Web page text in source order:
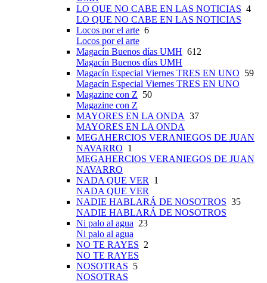
LO QUE NO CABE EN LAS NOTICIAS 4
LO QUE NO CABE EN LAS NOTICIAS
Locos por el arte 6
Locos por el arte
Magacín Buenos días UMH 612
Magacín Buenos días UMH
Magacín Especial Viernes TRES EN UNO 59
Magacín Especial Viernes TRES EN UNO
Magazine con Z 50
Magazine con Z
MAYORES EN LA ONDA 37
MAYORES EN LA ONDA
MEGAHERCIOS VERANIEGOS DE JUAN
NAVARRO 1
MEGAHERCIOS VERANIEGOS DE JUAN
NAVARRO
NADA QUE VER
1
NADA QUE VER
NADIE HABLARÁ DE NOSOTROS 35
NADIE HABLARÁ DE NOSOTROS
Ni palo al agua 23
Ni palo al agua
NO TE RAYES 2
NO TE RAYES
NOSOTRAS 5
NOSOTRAS